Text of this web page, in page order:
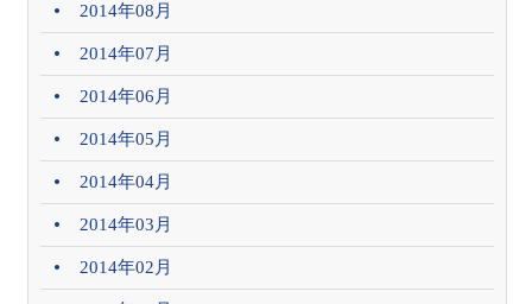
2014年08月
2014年07月
2014年06月
2014年05月
2014年04月
2014年03月
2014年02月